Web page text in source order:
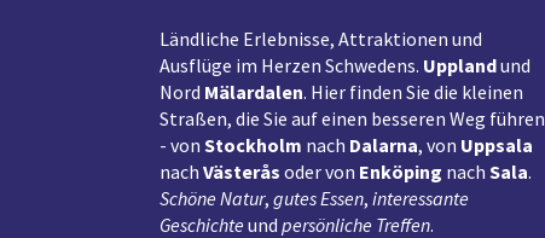
Ländliche Erlebnisse, Attraktionen und
Ausflüge im Herzen Schwedens. Upplandund
Nord Mälardalen. Hier finden Sie die kleinen
Straßen, die Sie auf einen besseren Weg führen
- von Stockholm nach Dalarna, von Uppsala
nach Västerås oder von Enköping nach Sala.
Schöne Natur, gutes Essen, interessante
Geschichte und persönliche Treffen.